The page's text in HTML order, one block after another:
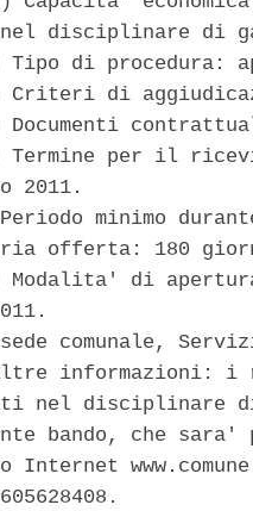
disciplinare di
Tipo di procedura:
Criteri di
Documenti
Termine per il
2011.
minimo
offerta: 180
Modalita' di
comunale,
informazioni: i
nel disciplinare
bando, che
Internet